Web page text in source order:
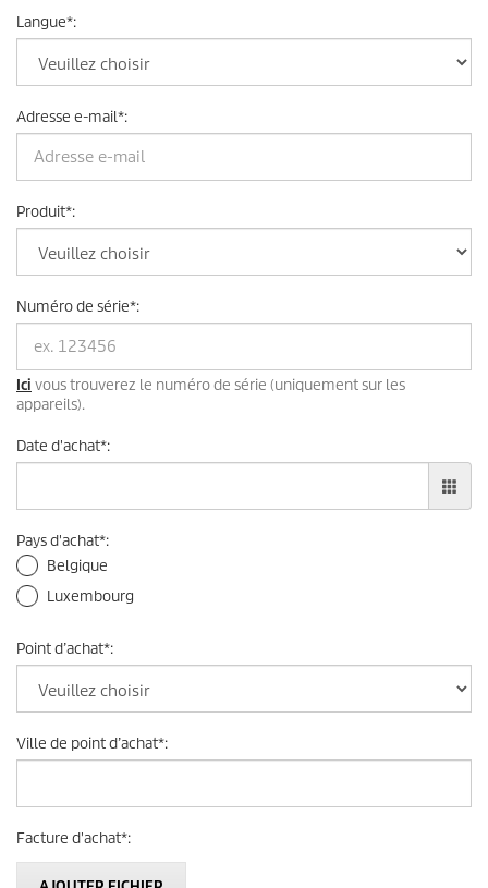
Langue*:
Adresse e-mail*:
Produit*:
Numéro de série*:
Ici vous trouverez le numéro de série (uniquement sur les
appareils).
Date d'achat*:
Pays d'achat*:
Belgique
Luxembourg
Point d’achat*:
Ville de point d’achat*:
Facture d'achat*: